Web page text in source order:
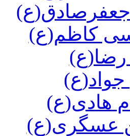
جعفرصادق(ع)
کاظم(ع)
هادی(ع)
عسگری(ع)